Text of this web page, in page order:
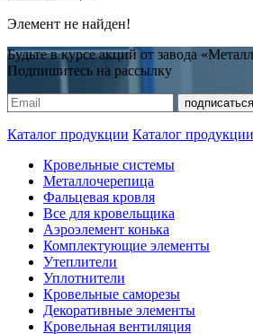
Элемент не найден!
Будьте в курсе акций от завода
Подпишитесь на рассылку
Каталог продукции Каталог продукции
Кровельные системы
Металлочерепица
Фальцевая кровля
Все для кровельщика
Аэроэлемент конька
Комплектующие элементы
Утеплители
Уплотнители
Кровельные саморезы
Декоративные элементы
Кровельная вентиляция